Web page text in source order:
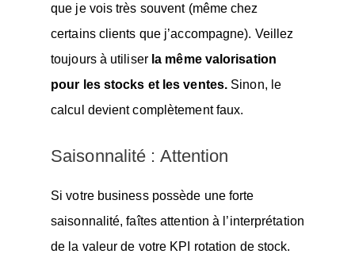
que je vois très souvent (même chez
certains clients que j’accompagne). Veillez
toujours à utiliser la même valorisation
pour les stocks et les ventes. Sinon, le
calcul devient complètement faux.
Saisonnalité : Attention
Si votre business possède une forte
saisonnalité, faîtes attention à l’interprétation
de la valeur de votre KPI rotation de stock.